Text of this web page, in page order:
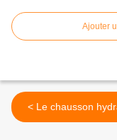
Ajouter
< Le chausson